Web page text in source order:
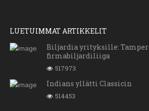
LUETUIMMAT ARTIKKELIT
Biljardia yrityksille:
firmabiljardiliiga
517973
Indians yllätti Classicin
514453